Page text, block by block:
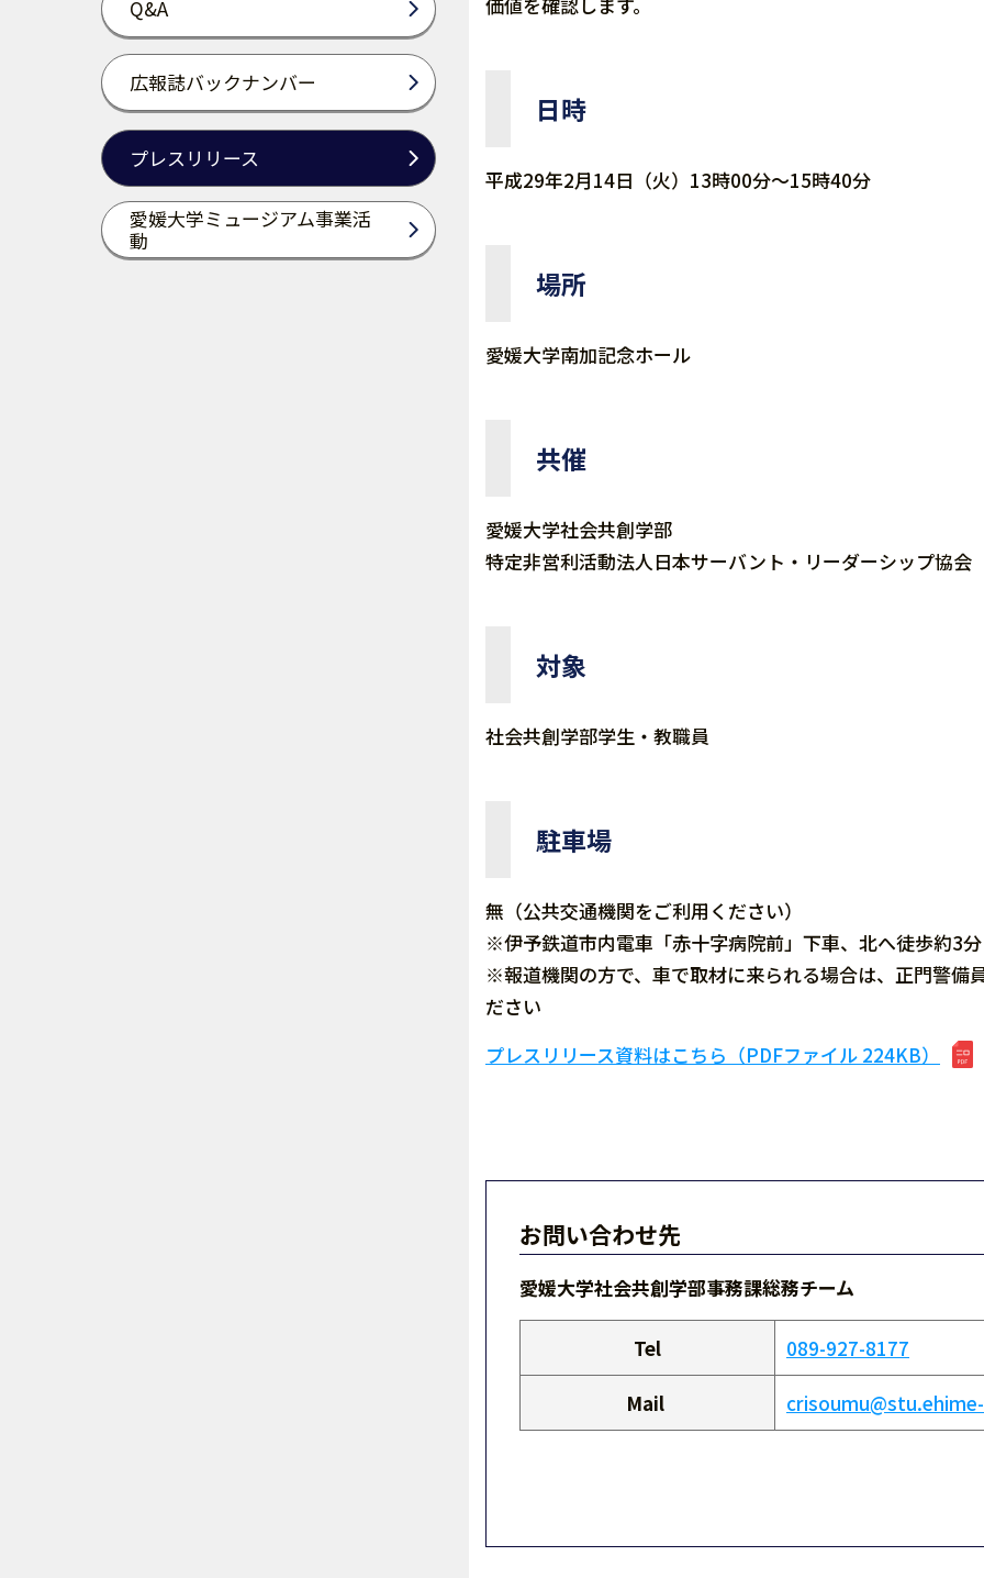
Q&A
広報誌バックナンバー
プレスリリース
愛媛大学ミュージアム事業活
動
日時
平成29年2月14日（火）13時00分～15時40分
場所
愛媛大学南加記念ホール
共催
愛媛大学社会共創学部
特定非営利活動法人日本サーバント・リーダーシップ協会
対象
社会共創学部学生・教職員
駐車場
無（公共交通機関をご利用ください）
※伊予鉄道市内電車「赤十字病院前」下車、北へ徒歩約3分
※報道機関の方で、車で取材に来られる場合は、正門警備
ださい
プレスリリース資料はこちら（PDFファイル 224KB）
お問い合わせ先
愛媛大学社会共創学部事務課総務チーム
Tel
089-927-8177
Mail